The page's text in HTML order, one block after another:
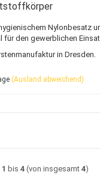
Nylonbesatz
den gewerblichen
in Dresden.
(Ausland abweichend)
1 bis 4(von insgesamt 4)